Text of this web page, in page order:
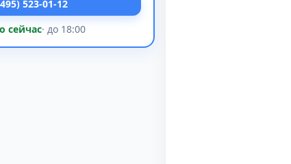
523-01-12
сейчас· до 18:00